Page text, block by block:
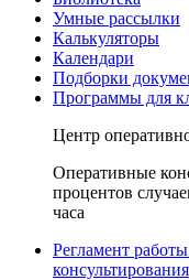
Умные рассылки
Калькуляторы
Календари
Подборки
Программы для
Центр
Оперативные
процентов
часа
Регламент
консультирования